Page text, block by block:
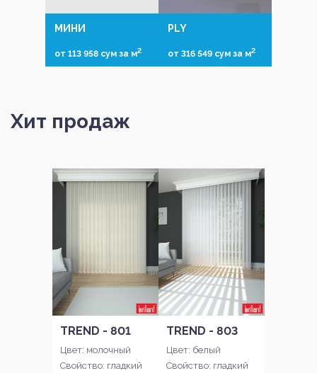
МИНИ
от 113 958 сум за м2
PLY
от 316 549 сум за м2
Хит продаж
TREND - 801
Цвет: молочный
Свойство: гладкий
TREND - 803
Цвет: белый
Свойство: гладкий